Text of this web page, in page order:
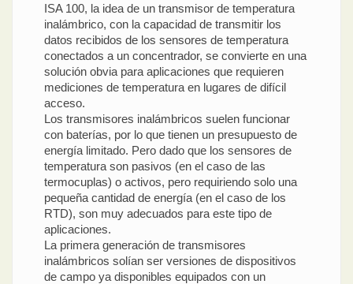
ISA 100, la idea de un transmisor de temperatura
inalámbrico, con la capacidad de transmitir los
datos recibidos de los sensores de temperatura
conectados a un concentrador, se convierte en una
solución obvia para aplicaciones que requieren
mediciones de temperatura en lugares de difícil
acceso.
Los transmisores inalámbricos suelen funcionar
con baterías, por lo que tienen un presupuesto de
energía limitado. Pero dado que los sensores de
temperatura son pasivos (en el caso de las
termocuplas) o activos, pero requiriendo solo una
pequeña cantidad de energía (en el caso de los
RTD), son muy adecuados para este tipo de
aplicaciones.
La primera generación de transmisores
inalámbricos solían ser versiones de dispositivos
de campo ya disponibles equipados con un